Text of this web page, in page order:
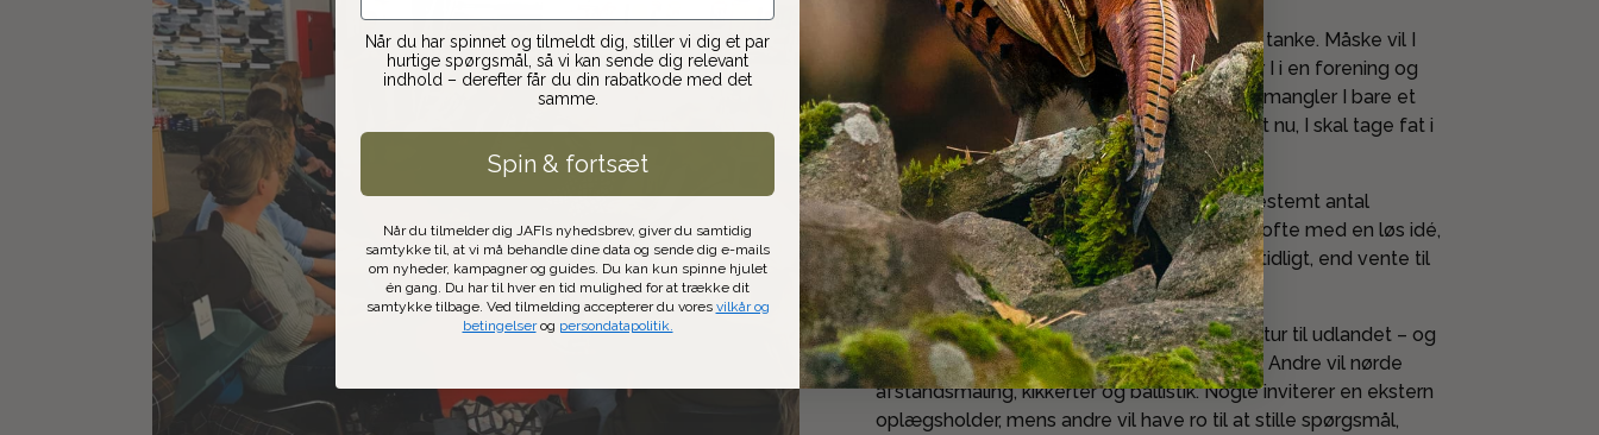
Alle store oplevelser begynder med en lille tanke. Måske vil I
samle venner til en grejaften? Måske sidder I i en forening og
ønsker et fælles arrangement? Eller måske mangler I bare et
sted med ro, plads og faglig viden. Så er det nu, I skal tage fat i
os.
I behøver hverken en færdig plan eller et bestemt antal
deltagere. De bedste kundeaftener starter ofte med en løs idé,
som vokser derfra. Vi vil hellere høre fra jer tidligt, end vente til
alt er på plads.
Nogle forbereder sig til en rejse – fx en jagttur til udlandet – og
søger input til optik, beklædning og pakning. Andre vil nørde
afstandsmåling, kikkerter og ballistik. Nogle inviterer en ekstern
oplægsholder, mens andre vil have ro til at stille spørgsmål,
Når du har spinnet og tilmeldt dig, stiller vi dig et par
hurtige spørgsmål, så vi kan sende dig relevant
indhold – derefter får du din rabatkode med det
samme.
Spin & fortsæt
Når du tilmelder dig JAFIs nyhedsbrev, giver du samtidig
samtykke til, at vi må behandle dine data og sende dig e-mails
om nyheder, kampagner og guides. Du kan kun spinne hjulet
én gang. Du har til hver en tid mulighed for at trække dit
samtykke tilbage. Ved tilmelding accepterer du vores vilkår og
betingelserog persondatapolitik.